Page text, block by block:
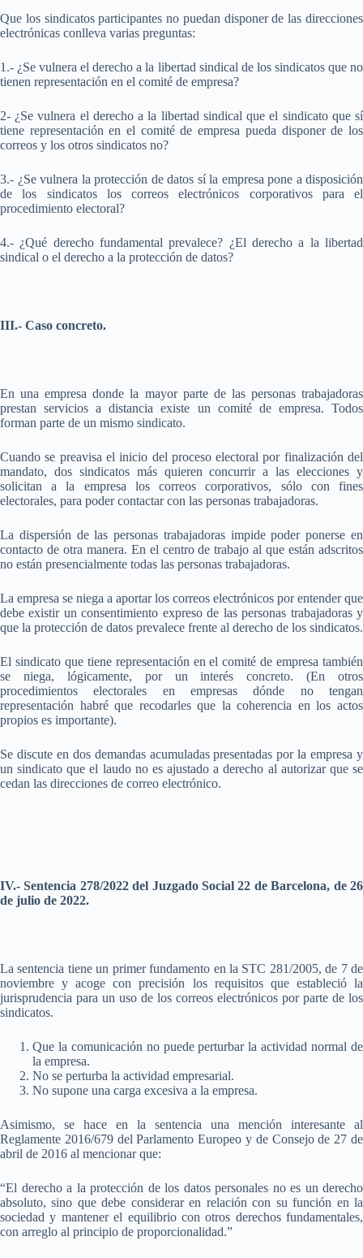
Que los sindicatos participantes no puedan disponer de las direcciones
electrónicas conlleva varias preguntas:
1.- ¿Se vulnera el derecho a la libertad sindical de los sindicatos que no
tienen representación en el comité de empresa?
2- ¿Se vulnera el derecho a la libertad sindical que el sindicato que sí
tiene representación en el comité de empresa pueda disponer de los
correos y los otros sindicatos no?
3.- ¿Se vulnera la protección de datos sí la empresa pone a disposición
de los sindicatos los correos electrónicos corporativos para el
procedimiento electoral?
4.- ¿Qué derecho fundamental prevalece? ¿El derecho a la libertad
sindical o el derecho a la protección de datos?
III.- Caso concreto.
En una empresa donde la mayor parte de las personas trabajadoras
prestan servicios a distancia existe un comité de empresa. Todos
forman parte de un mismo sindicato.
Cuando se preavisa el inicio del proceso electoral por finalización del
mandato, dos sindicatos más quieren concurrir a las elecciones y
solicitan a la empresa los correos corporativos, sólo con fines
electorales, para poder contactar con las personas trabajadoras.
La dispersión de las personas trabajadoras impide poder ponerse en
contacto de otra manera. En el centro de trabajo al que están adscritos
no están presencialmente todas las personas trabajadoras.
La empresa se niega a aportar los correos electrónicos por entender que
debe existir un consentimiento expreso de las personas trabajadoras y
que la protección de datos prevalece frente al derecho de los sindicatos.
El sindicato que tiene representación en el comité de empresa también
se niega, lógicamente, por un interés concreto. (En otros
procedimientos electorales en empresas dónde no tengan
representación habré que recodarles que la coherencia en los actos
propios es importante).
Se discute en dos demandas acumuladas presentadas por la empresa y
un sindicato que el laudo no es ajustado a derecho al autorizar que se
cedan las direcciones de correo electrónico.
IV.- Sentencia 278/2022 del Juzgado Social 22 de Barcelona, de 26
de julio de 2022.
La sentencia tiene un primer fundamento en la STC 281/2005, de 7 de
noviembre y acoge con precisión los requisitos que estableció la
jurisprudencia para un uso de los correos electrónicos por parte de los
sindicatos.
Que la comunicación no puede perturbar la actividad normal de
la empresa.
No se perturba la actividad empresarial.
No supone una carga excesiva a la empresa.
Asimismo, se hace en la sentencia una mención interesante al
Reglamente 2016/679 del Parlamento Europeo y de Consejo de 27 de
abril de 2016 al mencionar que:
“El derecho a la protección de los datos personales no es un derecho
absoluto, sino que debe considerar en relación con su función en la
sociedad y mantener el equilibrio con otros derechos fundamentales,
con arreglo al principio de proporcionalidad.”